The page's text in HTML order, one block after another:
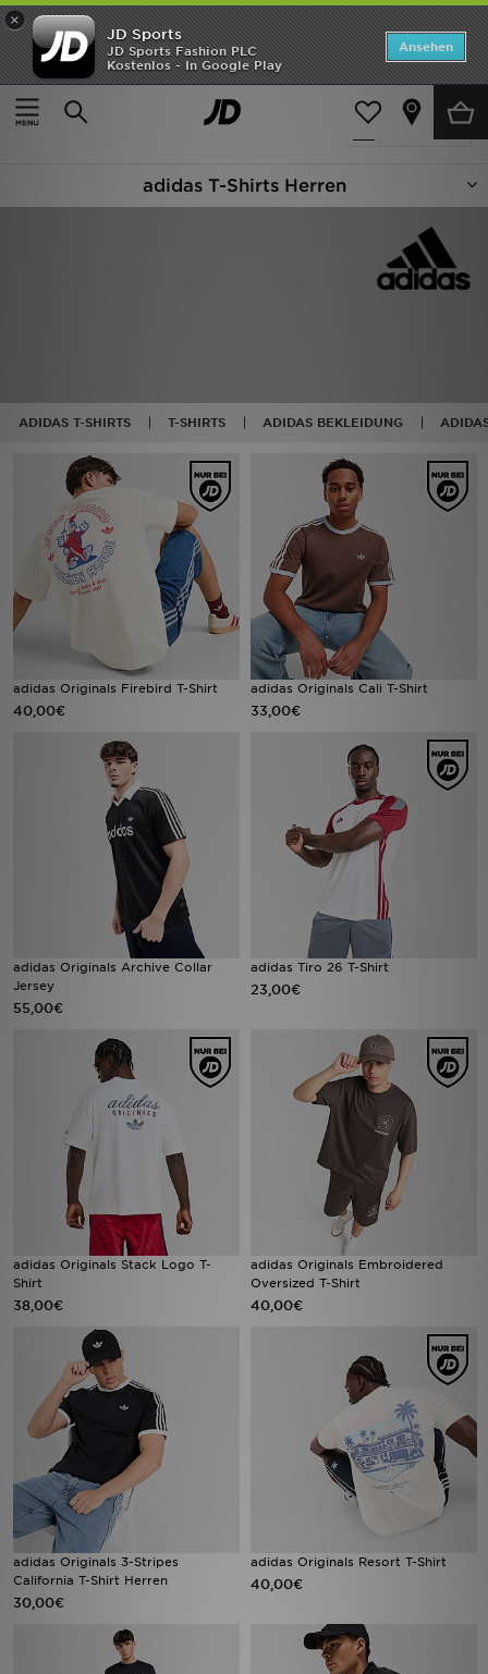
×
JD Sports
JD Sports Fashion PLC
Kostenlos - In Google Play
Ansehen
Startseite
Herren Herrenbekleidung T-Shirts und Tanktops
verfeinern
110 Produkte
adidas T-Shirts Herren
ADIDAS T-SHIRTS T-SHIRTS ADIDAS BEKLEIDUNG
adidas Originals Firebird T-Shirt
40,00€
adidas Originals Cali T-Shirt
33,00€
adidas Originals Archive Collar
Jersey
55,00€
adidas Tiro 26 T-Shirt
23,00€
adidas Originals Stack Logo T-
Shirt
38,00€
adidas Originals Embroidered
Oversized T-Shirt
40,00€
adidas Originals 3-Stripes
California T-Shirt Herren
30,00€
adidas Originals Resort T-Shirt
40,00€
Startseite
ANGEBOTE
Fußball
Sport
Lade Die APP
Filialfinder
Meine Nachrichten
Bestellverfolgung
Hilfe & Kontakt
Trending Styles